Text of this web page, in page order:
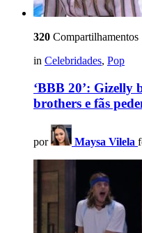
320 Compartilhamentos
in Celebridades, Pop
‘BBB 20’: Gizelly
brothers e fãs
por Maysa Vilela